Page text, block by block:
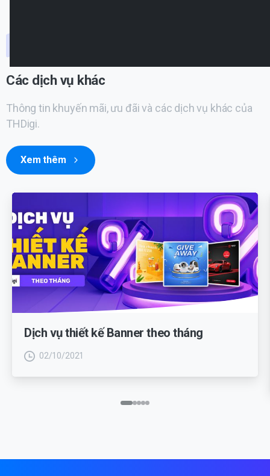
Các dịch vụ khác
Thông tin khuyến mãi, ưu đãi và các dịch vụ khác của
THDigi.
Xem thêm
Dịch vụ thiết kế Banner theo tháng
02/10/2021